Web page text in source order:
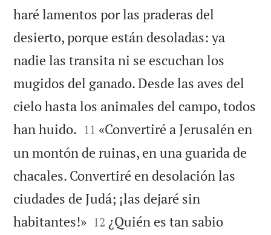
haré lamentos por las praderas del
desierto, porque están desoladas: ya
nadie las transita ni se escuchan los
mugidos del ganado. Desde las aves del
cielo hasta los animales del campo, todos
han huido. 

11 «Convertiré a Jerusalén en
un montón de ruinas, en una guarida de
chacales. Convertiré en desolación las
ciudades de Judá; ¡las dejaré sin
habitantes!»
12 ¿Quién es tan sabio